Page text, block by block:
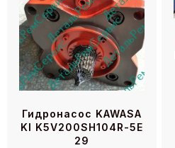
Гидронасос KAWASA
KI K5V200SH104R-5E
29